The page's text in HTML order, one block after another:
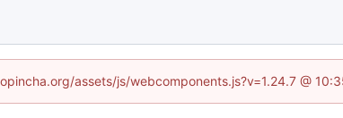
assets/js/webcomponents.js?v=1.24.7 @